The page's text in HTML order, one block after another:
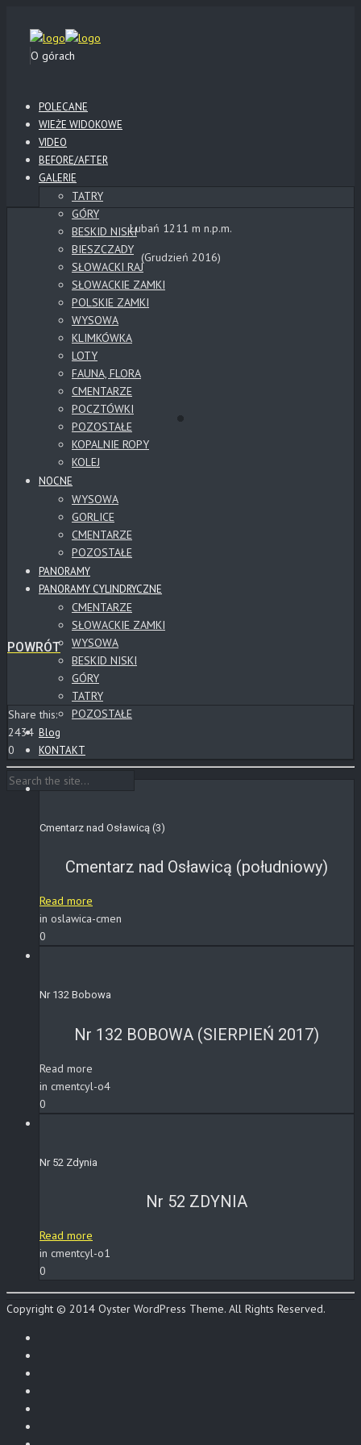
O górach
POLECANE
WIEŻE WIDOKOWE
VIDEO
BEFORE/AFTER
GALERIE
TATRY
GÓRY
BESKID NISKI
BIESZCZADY
SŁOWACKI RAJ
SŁOWACKIE ZAMKI
POLSKIE ZAMKI
WYSOWA
KLIMKÓWKA
LOTY
FAUNA, FLORA
CMENTARZE
POCZTÓWKI
POZOSTAŁE
KOPALNIE ROPY
KOLEJ
NOCNE
WYSOWA
GORLICE
CMENTARZE
POZOSTAŁE
PANORAMY
PANORAMY CYLINDRYCZNE
CMENTARZE
SŁOWACKIE ZAMKI
WYSOWA
BESKID NISKI
GÓRY
TATRY
POZOSTAŁE
Blog
KONTAKT
Lubań 1211 m n.p.m.
(Grudzień 2016)
POWRÓT
Share this:
2434
0
Cmentarz nad Osławicą (3)
Cmentarz nad Osławicą (południowy)
Read more
in oslawica-cmen
0
Nr 132 Bobowa
Nr 132 BOBOWA (SIERPIEŃ 2017)
Read more
in cmentcyl-o4
0
Nr 52 Zdynia
Nr 52 ZDYNIA
Read more
in cmentcyl-o1
0
Copyright © 2014 Oyster WordPress Theme. All Rights Reserved.